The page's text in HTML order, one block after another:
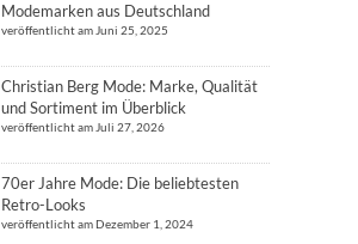
Modemarken aus Deutschland
veröffentlicht am Juni 25, 2025
Christian Berg Mode: Marke, Qualität
und Sortiment im Überblick
veröffentlicht am Juli 27, 2026
70er Jahre Mode: Die beliebtesten
Retro-Looks
veröffentlicht am Dezember 1, 2024